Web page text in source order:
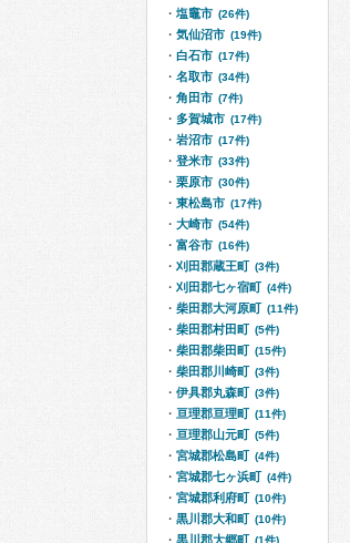
塩竈市 (26件)
気仙沼市 (19件)
白石市 (17件)
名取市 (34件)
角田市 (7件)
多賀城市 (17件)
岩沼市 (17件)
登米市 (33件)
栗原市 (30件)
東松島市 (17件)
大崎市 (54件)
富谷市 (16件)
刈田郡蔵王町 (3件)
刈田郡七ヶ宿町 (4件)
柴田郡大河原町 (11件)
柴田郡村田町 (5件)
柴田郡柴田町 (15件)
柴田郡川崎町 (3件)
伊具郡丸森町 (3件)
亘理郡亘理町 (11件)
亘理郡山元町 (5件)
宮城郡松島町 (4件)
宮城郡七ヶ浜町 (4件)
宮城郡利府町 (10件)
黒川郡大和町 (10件)
黒川郡大郷町 (1件)